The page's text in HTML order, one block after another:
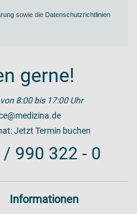
sowie die Datenschutzrichtlinien
gerne!
8:00 bis 17:00 Uhr
Jetzt Termin buchen
990 322 - 0
Informationen